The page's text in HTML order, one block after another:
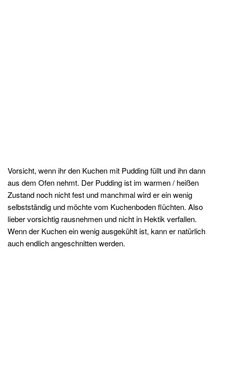
Vorsicht, wenn ihr den Kuchen mit Pudding füllt und ihn dann
aus dem Ofen nehmt. Der Pudding ist im warmen / heißen
Zustand noch nicht fest und manchmal wird er ein wenig
selbstständig und möchte vom Kuchenboden flüchten. Also
lieber vorsichtig rausnehmen und nicht in Hektik verfallen.
Wenn der Kuchen ein wenig ausgekühlt ist, kann er natürlich
auch endlich angeschnitten werden.